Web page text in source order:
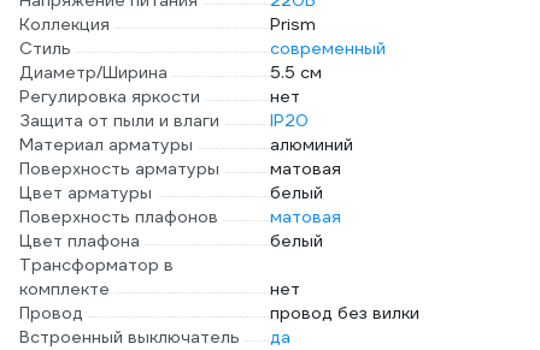
Коллекция
Prism
Стиль
современный
Диаметр/Ширина
5.5 см
Регулировка яркости
нет
Защита от пыли и влаги
IP20
Материал арматуры
алюминий
Поверхность арматуры
матовая
Цвет арматуры
белый
Поверхность плафонов
матовая
Цвет плафона
белый
Трансформатор в
комплекте
нет
Провод
провод без вилки
Встроенный выключатель
да